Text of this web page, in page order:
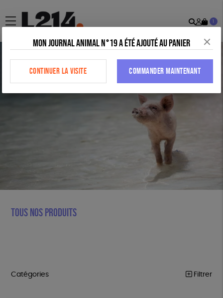
menu
Mon
1
Tous nos produits
Catégories Filtrer
Mon journal animal n°19 a été ajouté au panier
CONTINUER LA VISITE COMMANDER MAINTENANT